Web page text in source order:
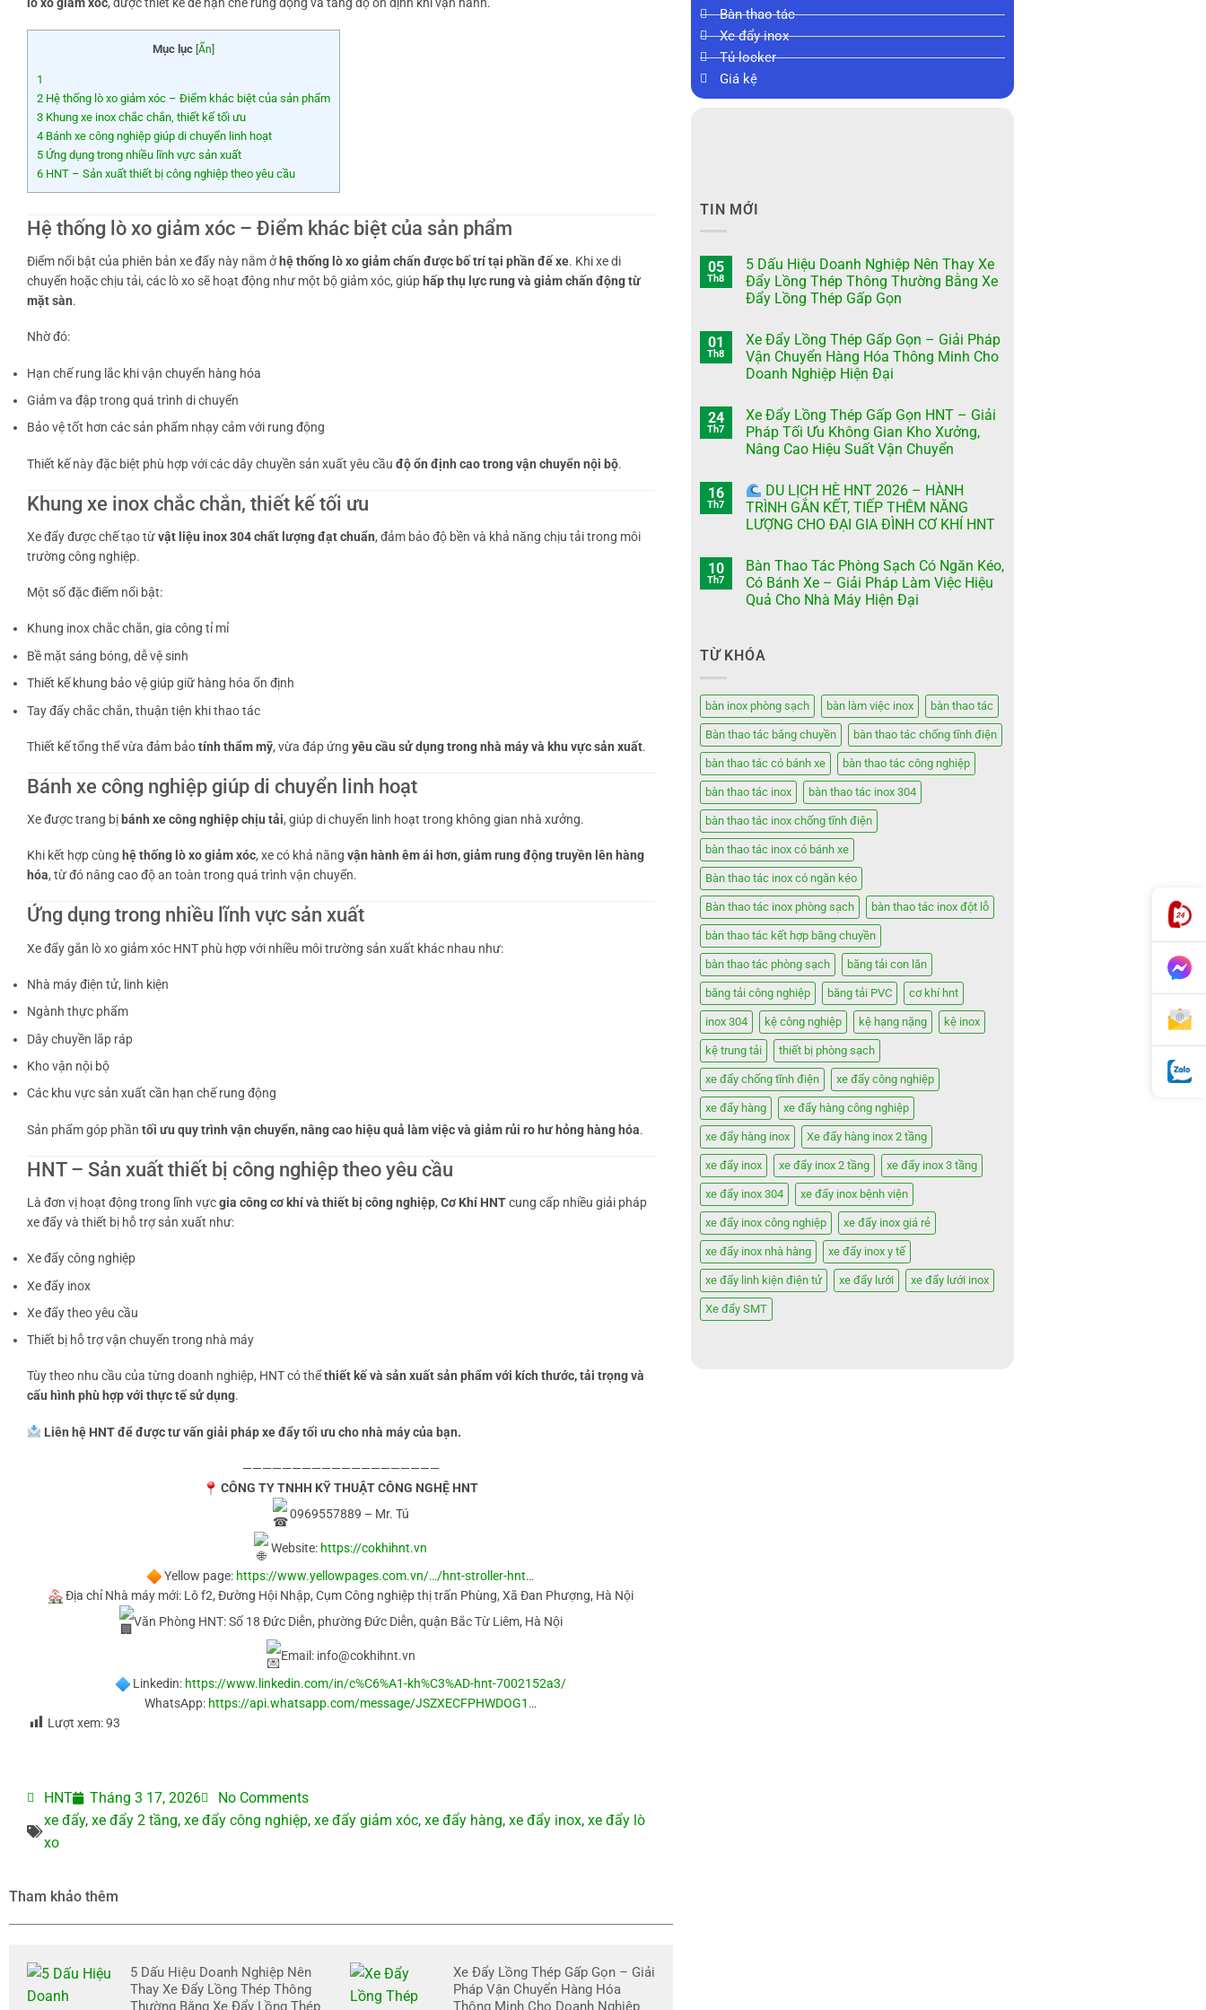
lò xo giảm xóc, được thiết kế để hạn chế rung động và tăng độ ổn định khi vận hành.
Mục lục [Ẩn]
1
2 Hệ thống lò xo giảm xóc – Điểm khác biệt của sản phẩm
3 Khung xe inox chắc chắn, thiết kế tối ưu
4 Bánh xe công nghiệp giúp di chuyển linh hoạt
5 Ứng dụng trong nhiều lĩnh vực sản xuất
6 HNT – Sản xuất thiết bị công nghiệp theo yêu cầu
Hệ thống lò xo giảm xóc – Điểm khác biệt của sản phẩm
Điểm nổi bật của phiên bản xe đẩy này nằm ở hệ thống lò xo giảm chấn được bố trí tại phần đế xe. Khi xe di
chuyển hoặc chịu tải, các lò xo sẽ hoạt động như một bộ giảm xóc, giúp hấp thụ lực rung và giảm chấn động từ
mặt sàn.
Nhờ đó:
Hạn chế rung lắc khi vận chuyển hàng hóa
Giảm va đập trong quá trình di chuyển
Bảo vệ tốt hơn các sản phẩm nhạy cảm với rung động
Thiết kế này đặc biệt phù hợp với các dây chuyền sản xuất yêu cầu độ ổn định cao trong vận chuyển nội bộ.
Khung xe inox chắc chắn, thiết kế tối ưu
Xe đẩy được chế tạo từvật liệu inox 304 chất lượng đạt chuẩn, đảm bảo độ bền và khả năng chịu tải trong môi
trường công nghiệp.
Một số đặc điểm nổi bật:
Khung inox chắc chắn, gia công tỉ mỉ
Bề mặt sáng bóng, dễ vệ sinh
Thiết kế khung bảo vệ giúp giữ hàng hóa ổn định
Tay đẩy chắc chắn, thuận tiện khi thao tác
Thiết kế tổng thể vừa đảm bảotính thẩm mỹ, vừa đáp ứng yêu cầu sử dụng trong nhà máy và khu vực sản xuất.
Bánh xe công nghiệp giúp di chuyển linh hoạt
Xe được trang bị bánh xe công nghiệp chịu tải, giúp di chuyển linh hoạt trong không gian nhà xưởng.
Khi kết hợp cùng hệ thống lò xo giảm xóc, xe có khả năng vận hành êm ái hơn, giảm rung động truyền lên hàng
hóa, từ đó nâng cao độ an toàn trong quá trình vận chuyển.
Ứng dụng trong nhiều lĩnh vực sản xuất
Xe đẩy gắn lò xo giảm xóc HNT phù hợp với nhiều môi trường sản xuất khác nhau như:
Nhà máy điện tử, linh kiện
Ngành thực phẩm
Dây chuyền lắp ráp
Kho vận nội bộ
Các khu vực sản xuất cần hạn chế rung động
Sản phẩm góp phần tối ưu quy trình vận chuyển, nâng cao hiệu quả làm việc và giảm rủi ro hư hỏng hàng hóa.
HNT – Sản xuất thiết bị công nghiệp theo yêu cầu
Là đơn vị hoạt động trong lĩnh vựcgia công cơ khí và thiết bị công nghiệp, Cơ Khí HNTcung cấp nhiều giải pháp
xe đẩy và thiết bị hỗ trợ sản xuất như:
Xe đẩy công nghiệp
Xe đẩy inox
Xe đẩy theo yêu cầu
Thiết bị hỗ trợ vận chuyển trong nhà máy
Tùy theo nhu cầu của từng doanh nghiệp, HNT có thểthiết kế và sản xuất sản phẩm với kích thước, tải trọng và
cấu hình phù hợp với thực tế sử dụng.
Liên hệ HNT để được tư vấn giải pháp xe đẩy tối ưu cho nhà máy của bạn.
————————————————————
CÔNG TY TNHH KỸ THUẬT CÔNG NGHỆ HNT
0969557889 – Mr. Tú
Website: https://cokhihnt.vn
Yellow page: https://www.yellowpages.com.vn/…/hnt-stroller-hnt…
Địa chỉ Nhà máy mới: Lô f2, Đường Hội Nhập, Cụm Công nghiệp thị trấn Phùng, Xã Đan Phượng, Hà Nội
Văn Phòng HNT: Số 18 Đức Diễn, phường Đức Diễn, quận Bắc Từ Liêm, Hà Nội
Email: info@cokhihnt.vn
Linkedin: https://www.linkedin.com/in/c%C6%A1-kh%C3%AD-hnt-7002152a3/
WhatsApp: https://api.whatsapp.com/message/JSZXECFPHWDOG1 …
Lượt xem:93
HNT Tháng 3 17, 2026
No Comments
xe đẩy, xe đẩy 2 tầng, xe đẩy công nghiệp, xe đẩy giảm xóc, xe đẩy hàng, xe đẩy inox, xe đẩy lò
xo
Tham khảo thêm
5 Dấu Hiệu Doanh Nghiệp Nên
Thay Xe Đẩy Lồng Thép Thông
Thường Bằng Xe Đẩy Lồng Thép
Xe Đẩy Lồng Thép Gấp Gọn – Giải
Pháp Vận Chuyển Hàng Hóa
Thông Minh Cho Doanh Nghiệp
Bàn thao tác
Xe đẩy inox
Tủ locker
Giá kệ
TIN MỚI
05
Th8
5 Dấu Hiệu Doanh Nghiệp Nên Thay Xe
Đẩy Lồng Thép Thông Thường Bằng Xe
Đẩy Lồng Thép Gấp Gọn
01
Th8
Xe Đẩy Lồng Thép Gấp Gọn – Giải Pháp
Vận Chuyển Hàng Hóa Thông Minh Cho
Doanh Nghiệp Hiện Đại
24
Th7
Xe Đẩy Lồng Thép Gấp Gọn HNT – Giải
Pháp Tối Ưu Không Gian Kho Xưởng,
Nâng Cao Hiệu Suất Vận Chuyển
16
Th7
DU LỊCH HÈ HNT 2026 – HÀNH
TRÌNH GẮN KẾT, TIẾP THÊM NĂNG
LƯỢNG CHO ĐẠI GIA ĐÌNH CƠ KHÍ HNT
10
Th7
Bàn Thao Tác Phòng Sạch Có Ngăn Kéo,
Có Bánh Xe – Giải Pháp Làm Việc Hiệu
Quả Cho Nhà Máy Hiện Đại
TỪ KHÓA
bàn inox phòng sạch bàn làm việc inox bàn thao tác
Bàn thao tác băng chuyền bàn thao tác chống tĩnh điện
bàn thao tác có bánh xe bàn thao tác công nghiệp
bàn thao tác inox bàn thao tác inox 304
bàn thao tác inox chống tĩnh điện
bàn thao tác inox có bánh xe
Bàn thao tác inox có ngăn kéo
Bàn thao tác inox phòng sạch bàn thao tác inox đột lỗ
bàn thao tác kết hợp băng chuyền
bàn thao tác phòng sạch băng tải con lăn
băng tải công nghiệp băng tải PVC cơ khí hnt
inox 304 kệ công nghiệp kệ hạng nặng kệ inox
kệ trung tải thiết bị phòng sạch
xe đẩy chống tĩnh điện xe đẩy công nghiệp
xe đẩy hàng xe đẩy hàng công nghiệp
xe đẩy hàng inox Xe đẩy hàng inox 2 tầng
xe đẩy inox xe đẩy inox 2 tầng xe đẩy inox 3 tầng
xe đẩy inox 304 xe đẩy inox bệnh viện
xe đẩy inox công nghiệp xe đẩy inox giá rẻ
xe đẩy inox nhà hàng xe đẩy inox y tế
xe đẩy linh kiện điện tử xe đẩy lưới xe đẩy lưới inox
Xe đẩy SMT